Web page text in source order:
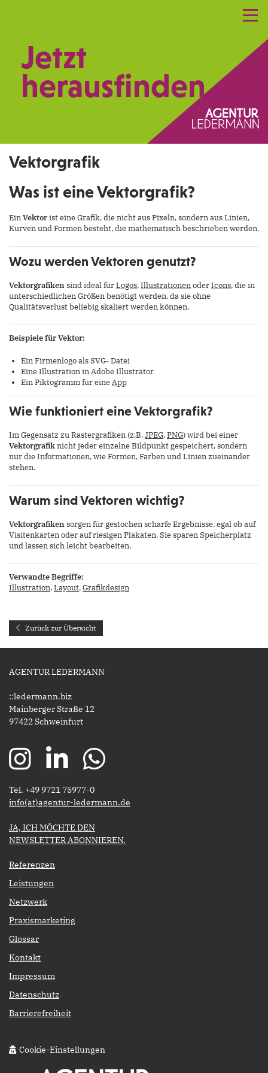
Praxismarketing
Kontakt
Jetzt
herausfinden.
Vektorgrafik
Was ist eine Vektorgrafik?
EinVektorist eine Grafik, die nicht aus Pixeln, sondern aus Linien,
Kurven und Formen besteht, die mathematisch beschrieben werden.
Wozu werden Vektoren genutzt?
Vektorgrafikensind ideal fürLogos,IllustrationenoderIcons, die in
unterschiedlichen Größen benötigt werden, da sie ohne
Qualitätsverlust beliebig skaliert werden können.
Beispiele für Vektor:
Ein Firmenlogo als SVG- Datei
Eine Illustration in Adobe Illustrator
Ein Piktogramm für eineApp
Wie funktioniert eine Vektorgrafik?
Im Gegensatz zu Rastergrafiken (z.B.JPEG,PNG) wird bei einer
Vektorgrafiknicht jeder einzelne Bildpunkt gespeichert, sondern
nur die Informationen, wie Formen, Farben und Linien zueinander
stehen.
Warum sind Vektoren wichtig?
Vektorgrafikensorgen für gestochen scharfe Ergebnisse, egal ob auf
Visitenkarten oder auf riesigen Plakaten. Sie sparen Speicherplatz
und lassen sich leicht bearbeiten.
Verwandte Begriffe:
Illustration,Layout,Grafikdesign
Zurück zur Übersicht
AGENTUR LEDERMANN
::ledermann.biz
Mainberger Straße 12
97422 Schweinfurt
Tel. +49 9721 75977-0
​​​​​​​info(at)agentur-ledermann.de
​​​​​JA, ICH MÖCHTE DEN
NEWSLETTER ABONNIEREN.​​​​​​​
Referenzen
Leistungen
Netzwerk
Praxismarketing
Glossar
Kontakt
Impressum
Datenschutz
Barrierefreiheit
Cookie-Einstellungen